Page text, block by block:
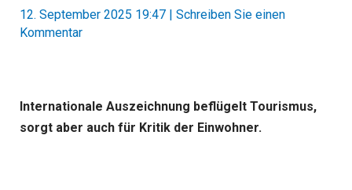
12. September 2025 19:47
Schreiben Sie einen
Kommentar
Internationale Auszeichnung beflügelt Tourismus,
sorgt aber auch für Kritik der Einwohner.